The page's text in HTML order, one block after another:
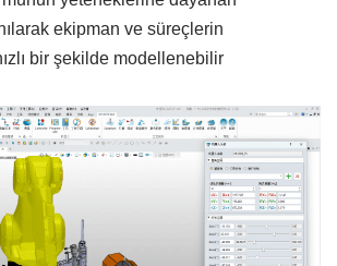
ekipman ve süreçlerin
bir şekilde modellenebilir